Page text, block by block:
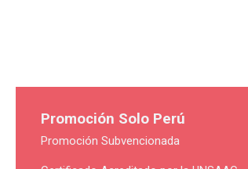
Promoción Solo Perú
Promoción Subvencionada